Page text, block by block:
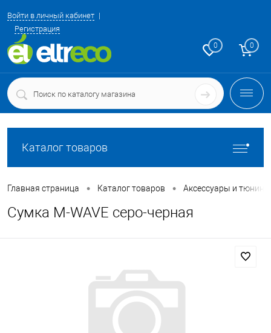
Войти в личный кабинет
Регистрация
0 0
Каталог товаров
Главная страница • Каталог товаров • Аксессуары и тюнинг
Сумка M-WAVE серо-черная